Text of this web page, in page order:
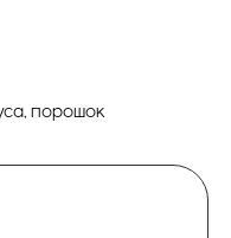
порошок